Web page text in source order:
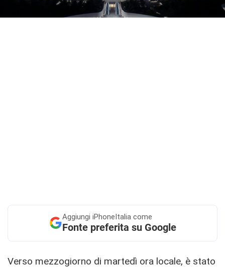
Aggiungi iPhoneItalia come
Fonte preferita su Google
Verso mezzogiorno di martedì ora locale, è stato